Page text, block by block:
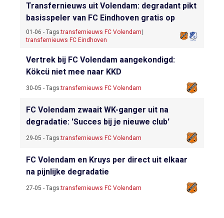
Transfernieuws uit Volendam: degradant pikt
basisspeler van FC Eindhoven gratis op
01-06 - Tags:transfernieuws FC Volendam
transfernieuws FC Eindhoven
Vertrek bij FC Volendam aangekondigd:
Kökcü niet mee naar KKD
30-05 - Tags:transfernieuws FC Volendam
FC Volendam zwaait WK-ganger uit na
degradatie: 'Succes bij je nieuwe club'
29-05 - Tags:transfernieuws FC Volendam
FC Volendam en Kruys per direct uit elkaar
na pijnlijke degradatie
27-05 - Tags:transfernieuws FC Volendam